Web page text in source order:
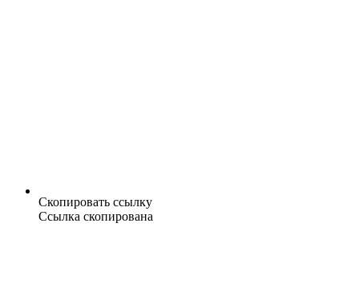
Скопировать ссылку
Ссылка скопирована